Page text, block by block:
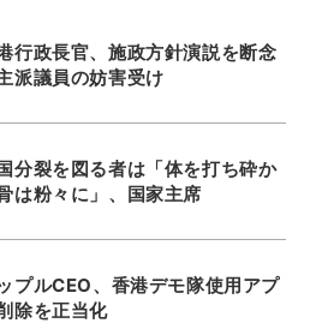
行政長官、施政方針演説を断念
派議員の妨害受け
分裂を図る者は「体を打ち砕か
は粉々に」、国家主席
プルCEO、香港デモ隊使用アプ
除を正当化